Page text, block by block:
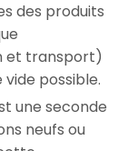
des produits
et transport)
possible.
une seconde
neufs ou